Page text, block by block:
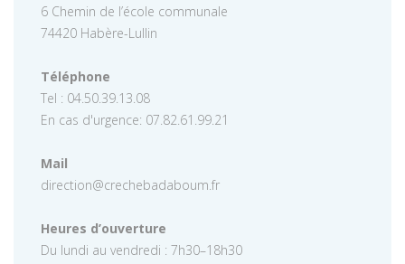
6 Chemin de l’école communale
74420 Habère-Lullin
Téléphone
Tel : 04.50.39.13.08
En cas d'urgence: 07.82.61.99.21
Mail
direction@crechebadaboum.fr
Heures d’ouverture
Du lundi au vendredi : 7h30–18h30